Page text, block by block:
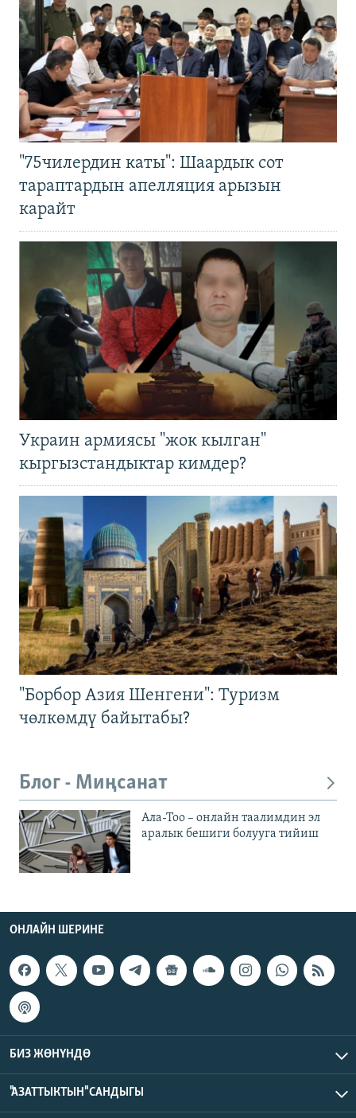
"75чилердин каты": Шаардык сот
тараптардын апелляция арызын
карайт
Украин армиясы "жок кылган"
кыргызстандыктар кимдер?
"Борбор Азия Шенгени": Туризм
чөлкөмдү байытабы?
Блог - Миңсанат
Ала-Тоо – онлайн таалимдин эл
аралык бешиги болууга тийиш
ОНЛАЙН ШЕРИНЕ
БИЗ ЖӨНҮНДӨ
"АЗАТТЫКТЫН" САНДЫГЫ